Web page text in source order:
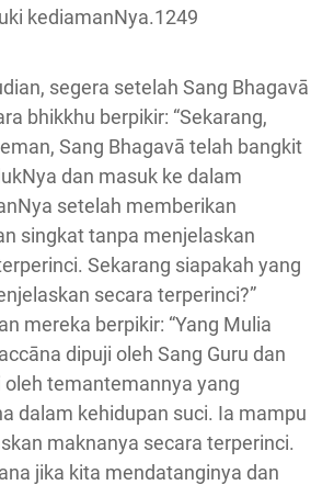
kediamanNya.1249
segera setelah Sang Bhagavā
bhikkhu berpikir: “Sekarang,
Sang Bhagavā telah bangkit
dan masuk ke dalam
setelah memberikan
singkat tanpa menjelaskan
Sekarang siapakah yang
secara terperinci?”
mereka berpikir: “Yang Mulia
dipuji oleh Sang Guru dan
oleh temantemannya yang
dalam kehidupan suci. Ia mampu
maknanya secara terperinci.
jika kita mendatanginya dan